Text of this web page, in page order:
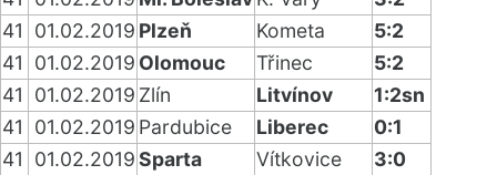
41
01.02.2019 Plzeň Kometa
5:2
41
01.02.2019 Olomouc Třinec
5:2
41
01.02.2019 Zlín Litvínov
1:2sn
41
01.02.2019 Pardubice Liberec
0:1
41
01.02.2019Sparta Vítkovice 3:0